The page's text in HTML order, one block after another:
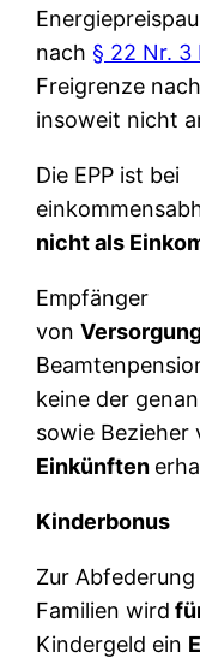
nach § 22 Nr. 3
Freigrenze
insoweit nicht
Die EPP ist bei
nicht als
Empfänger
von
keine der
sowie
Einkünften
Kinderbonus
Zur
Familien wird
Kindergeld ein